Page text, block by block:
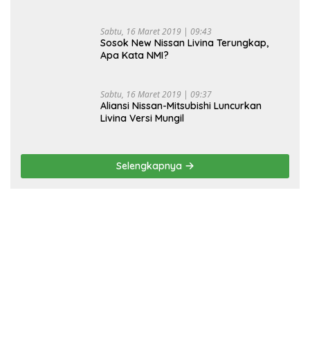
Sabtu, 16 Maret 2019 | 09:43
Sosok New Nissan Livina Terungkap,
Apa Kata NMI?
Sabtu, 16 Maret 2019 | 09:37
Aliansi Nissan-Mitsubishi Luncurkan
Livina Versi Mungil
Selengkapnya